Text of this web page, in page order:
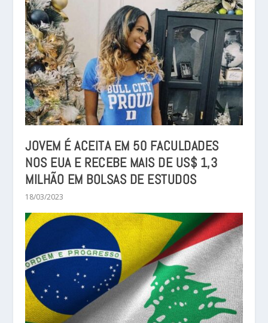
JOVEM É ACEITA EM 50 FACULDADES
NOS EUA E RECEBE MAIS DE US$ 1,3
MILHÃO EM BOLSAS DE ESTUDOS
18/03/2023